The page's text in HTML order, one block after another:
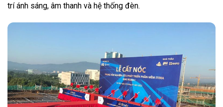
trí ánh sáng, âm thanh và hệ thống đèn.